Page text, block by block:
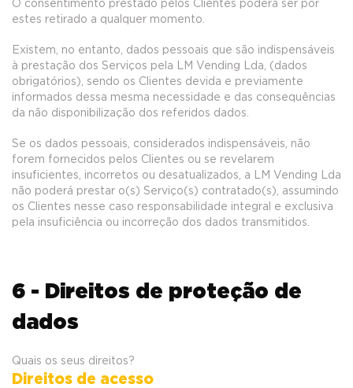
O consentimento prestado pelos Clientes poderá ser por
estes retirado a qualquer momento.
Existem, no entanto, dados pessoais que são indispensáveis
à prestação dos Serviços pela LM Vending Lda, (dados
obrigatórios), sendo os Clientes devida e previamente
informados dessa mesma necessidade e das consequências
da não disponibilização dos referidos dados.
Se os dados pessoais, considerados indispensáveis, não
forem fornecidos pelos Clientes ou se revelarem
insuficientes, incorretos ou desatualizados, a LM Vending Lda
não poderá prestar o(s) Serviço(s) contratado(s), assumindo
os Clientes nesse caso responsabilidade integral e exclusiva
pela insuficiência ou incorreção dos dados transmitidos.
6 - Direitos de proteção de
dados
Quais os seus direitos?
Direitos de acesso